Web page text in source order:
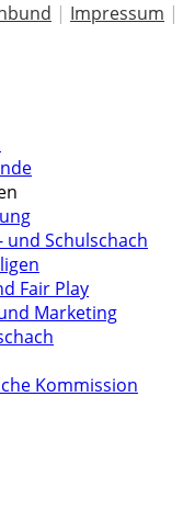
| Impressum |
und Schulschach
Fair Play
Marketing
Kommission